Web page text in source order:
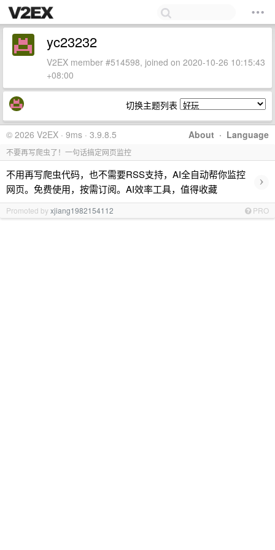
yc23232
V2EX member #514598, joined on 2020-10-26 10:15:43
+08:00
切换主题列表
About · Language
© 2026 V2EX · 9ms · 3.9.8.5
不要再写爬虫了！一句话搞定网页监控
不用再写爬虫代码，也不需要RSS支持，AI全自动帮你监控
网页。免费使用，按需订阅。AI效率工具，值得收藏
›
Promoted byxjiang1982154112 PRO